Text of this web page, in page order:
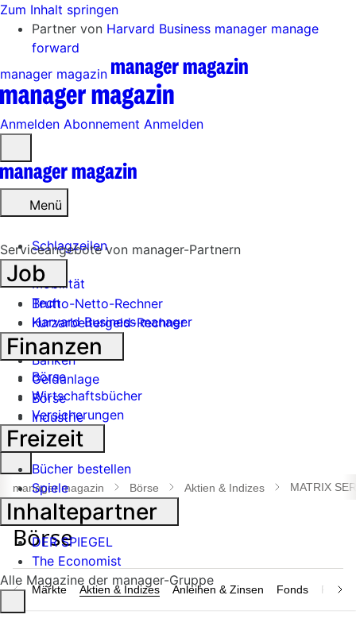
Zum Inhalt springen
Partner von Harvard Business manager manage
forward
manager magazin
Anmelden Abonnement Anmelden
öffnen
Menü
Schlagzeilen
Mobilität
Tech
Harvard Business manager
Handel
Banken
Geldanlage
Börse
Industrie
Suche
öffnen
manager magazin Börse Aktien & Indizes MATRIX
Märkte Aktien & Indizes Anleihen & Zinsen Fonds
Serviceangebote von manager-Partnern
Job
Brutto-Netto-Rechner
Kurzarbeitergeld-Rechner
Finanzen
Börse
Wirtschaftsbücher
Versicherungen
Freizeit
Bücher bestellen
Spiele
Inhaltepartner
DER SPIEGEL
The Economist
Alle Magazine der manager-Gruppe